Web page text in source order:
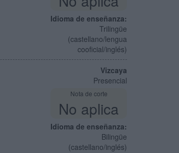
Idioma de enseñanza:
Trilingüe
(castellano/lengua
cooficial/inglés)
Vizcaya
Presencial
Nota de corte
No aplica
Idioma de enseñanza:
Bilingüe
(castellano/inglés)